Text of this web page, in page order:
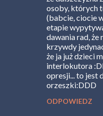
osoby, których
(babcie, ciocie
etapie
dawania rad, że
krzywdy
że ja już dzieci
interlokutora
opresji... to jest
orzeszki:DDD
ODPOWIEDZ